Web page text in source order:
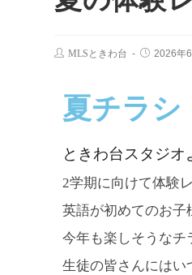
MLSときわ台 2026年
夏チラシ
ときわ台スタジ
2学期に向けて体験
英語が初めてのお子
今年も楽しそうなチ
生徒の皆さんにはい